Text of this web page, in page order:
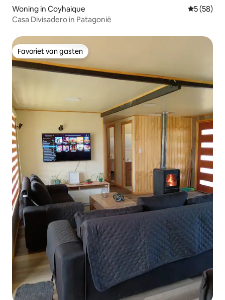
Woning in Coyhaique
5 (58)
Casa Divisadero in Patagonië
Favoriet van gasten
Favoriet van gasten